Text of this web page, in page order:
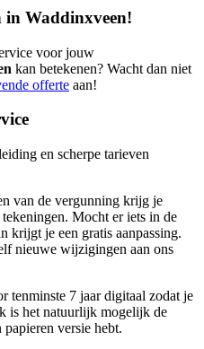
Waddinxveen!
voor jouw
kan betekenen? Wacht dan niet
offerte aan!
en scherpe tarieven
van de vergunning krijg je
Mocht er iets in de
krijgt je een gratis aanpassing.
nieuwe wijzigingen aan ons
tenminste 7 jaar digitaal zodat je
is het natuurlijk mogelijk de
versie hebt.